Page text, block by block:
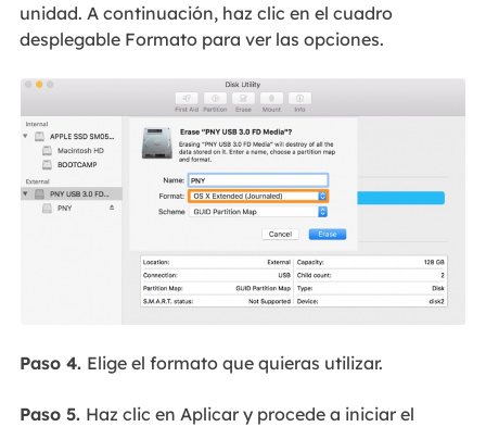
unidad. A continuación, haz clic en el cuadro
desplegable Formato para ver las opciones.
Paso 4. Elige el formato que quieras utilizar.
Paso 5. Haz clic en Aplicar y procede a iniciar el